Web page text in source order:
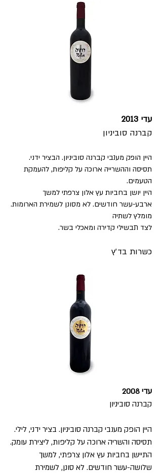
עדי 2013
קברנה סוביניון
היין הופק מענבי קברנה סוביניון. הבציר ידני.
תסיסה וההשרייה ארוכה על קליפות, להעמקת
הטעמים.
היין יושן בחביות עץ אלון צרפתי למשך
ארבע-עשר חודשים. לא מסונן לשמירת הארומות.
מומלץ לשתיה
לצד תבשילי קדירה ומאכלי בשר.
כשרות בד׳ץ
עדי 2008
קברנה סוביניון
היין הופק מענבי קברנה סוביניון. בציר ידני, לילי.
תסיסה והשריה ארוכה על קליפות, ליצירת עומק.
התיישן בחביות עץ אלון צרפתי, למשך
שלושה-עשר חודשים. לא סונן, לשמירת